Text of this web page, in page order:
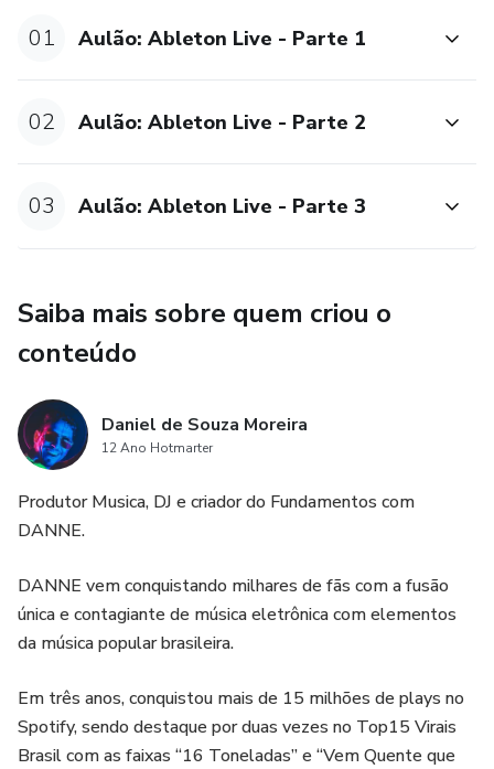
01 Aulão: Ableton Live - Parte 1
02 Aulão: Ableton Live - Parte 2
03 Aulão: Ableton Live - Parte 3
Saiba mais sobre quem criou o
conteúdo
Daniel de Souza Moreira
12 Ano Hotmarter
Produtor Musica, DJ e criador do Fundamentos com
DANNE.
DANNE vem conquistando milhares de fãs com a fusão
única e contagiante de música eletrônica com elementos
da música popular brasileira.
Em três anos, conquistou mais de 15 milhões de plays no
Spotify, sendo destaque por duas vezes no Top15 Virais
Brasil com as faixas “16 Toneladas” e “Vem Quente que